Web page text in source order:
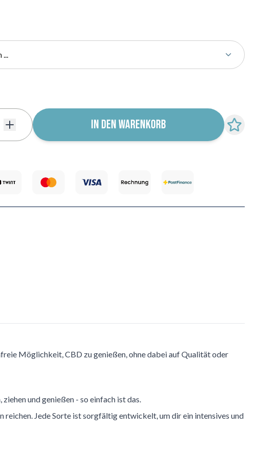
IN DEN WARENKORB
Möglichkeit, CBD zu genießen, ohne dabei auf Qualität oder
und genießen - so einfach ist das.
Jede Sorte ist sorgfältig entwickelt, um dir ein intensives und